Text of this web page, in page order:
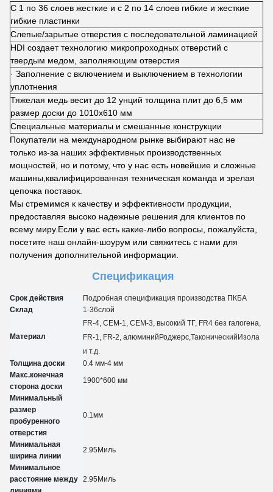
С 1 по 36 слоев жесткие и с 2 по 14 слоев гибкие и жесткие
гибкие пластинки
Слепые/зарытые отверстия с последовательной ламинацией
HDI создает технологию микропроходных отверстий с
твердым медом, заполняющим отверстия
· Заполнение с включением и выключением в технологии
уплотнения
Тяжелая медь весит до 12 унций толщина плит до 6,5 мм
размер доски до 1010х610 мм
Специальные материалы и смешанные конструкции
Покупатели на международном рынке выбирают нас не
только из-за наших эффективных производственных
мощностей, но и потому, что у нас есть новейшие и сложные
машины,квалифицированная техническая команда и зрелая
цепочка поставок.
Мы стремимся к качеству и эффективности продукции,
предоставляя высоко надежные решения для клиентов по
всему миру.Если у вас есть какие-либо вопросы, пожалуйста,
посетите наш онлайн-шоурум или свяжитесь с нами для
получения дополнительной информации.
Спецификация
Срок действия
Подробная спецификация производства ПКБА
Склад
1-36слой
Материал
FR-4, CEM-1, CEM-3, высокий ТГ, FR4 без галогена,
FR-1, FR-2, алюминийРоджерс, ТаконическийИзола
и т.д.
Толщина доски
0.4 мм-4 мм
Макс.конечная
сторона доски
1900*600 мм
Минимальный
размер
пробуренного
отверстия
0. 1 мм
Минимальная
ширина линии
2.95Миль
Минимальное
расстояние между 2.95Миль